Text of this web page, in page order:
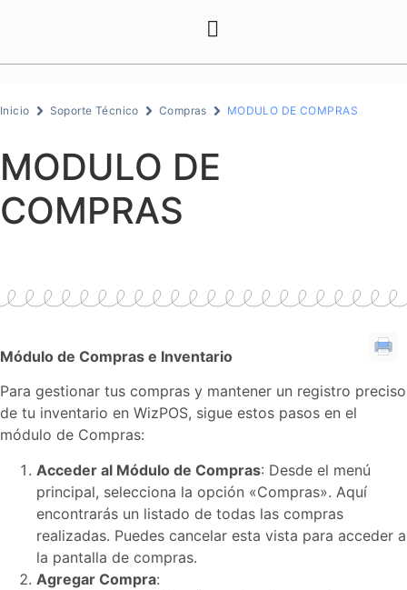
Inicio Soporte Técnico Compras MODULO DE COMPRAS
MODULO DE
COMPRAS
Módulo de Compras e Inventario
Para gestionar tus compras y mantener un registro preciso
de tu inventario en WizPOS, sigue estos pasos en el
módulo de Compras:
Acceder al Módulo de Compras: Desde el menú
principal, selecciona la opción «Compras». Aquí
encontrarás un listado de todas las compras
realizadas. Puedes cancelar esta vista para acceder a
la pantalla de compras.
Agregar Compra: